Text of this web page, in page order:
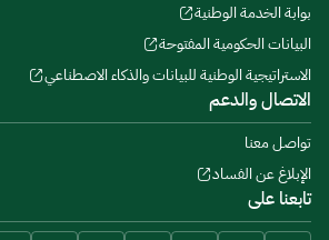
بوابة الخدمة الوطنية
البيانات الحكومية المفتوحة
الاستراتيجية الوطنية للبيانات والذكاء الاصطناعي
الاتصال والدعم
تواصل معنا
الإبلاغ عن الفساد
تابعنا على